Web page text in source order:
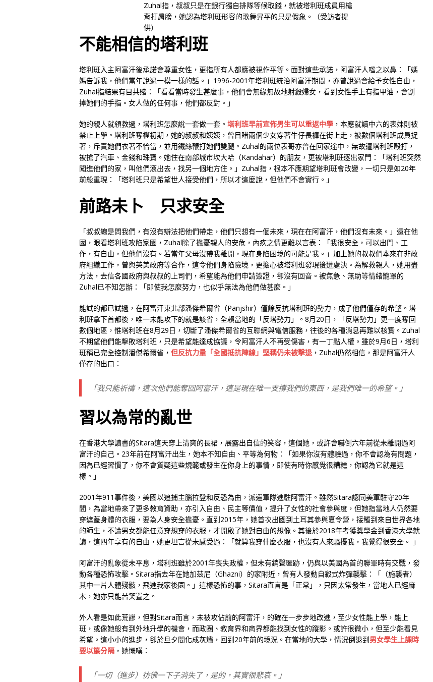
Zuhal指，叔叔只是在銀行獨自排隊等候取錢，就被塔利班成員用槍
背打肩膀，她認為塔利班形容的歌舞昇平的只是假象。（受訪者提
供）
不能相信的塔利班
塔利班入主阿富汗後承諾會尊重女性，更指所有人都應被視作平等。面對這些承諾，阿富汗人嗤之以鼻：「媽
媽告訴我，他們當年說過一模一樣的話。」1996-2001年塔利班統治阿富汗期間，亦曾說過會給予女性自由，
Zuhal指結果有目共賭：「看看當時發生甚麼事，他們會無緣無故地射殺婦女，看到女性手上有指甲油，會割
掉她們的手指。女人做的任何事，他們都反對。」
她的親人就領教過，塔利班怎麼說一套做一套。 塔利班早前宣佈男生可以重返中學 ，本應就讀中六的表妹則被
禁止上學。塔利班奪權初期，她的叔叔和姨姨，曾目睹兩個少女穿著牛仔長褲在街上走，被數個塔利班成員捉
著，斥責她們衣著不恰當，並用鐵絲鞭打她們雙腿。Zuhal的兩位表哥亦曾在回家途中，無故遭塔利班毆打，
被搶了汽車、金錢和珠寶。她住在南部城市坎大哈（Kandahar）的朋友，更被塔利班逐出家門：「塔利班突然
闖進他們的家，叫他們滾出去，找另一個地方住。」Zuhal指，根本不應期望塔利班會改變，一切只是如20年
前般重現：「塔利班只是希望世人接受他們，所以才這麼說，但他們不會實行。」
前路未卜 只求安全
「叔叔總是問我們，有沒有辦法把他們帶走，他們只想有一個未來，現在在阿富汗，他們沒有未來。」遠在他
國，眼看塔利班攻陷家園，Zuhal除了擔憂親人的安危，內疚之情更難以言表：「我很安全，可以出門、工
作，有自由，但他們沒有。若當年父母沒帶我離開，現在身陷困境的可能是我。」加上她的叔叔們本來在非政
府組織工作，曾與英美政府等合作，這令他們身陷險境，更擔心被塔利班發現後遭處決。為解救親人，她用盡
方法，去信各國政府與叔叔的上司們，希望能為他們申請簽證，卻沒有回音。被焦急、無助等情緒籠罩的
Zuhal已不知怎辦：「即使我怎麼努力，也似乎無法為他們做甚麼。」
能試的都已試過，在阿富汗東北部潘傑希爾省（Panjshir）僅餘反抗塔利班的勢力，成了他們僅存的希望。塔
利班拿下首都後，唯一未能攻下的就是該省，全賴當地的「反塔勢力」。8月20日，「反塔勢力」更一度奪回
數個地區，惟塔利班在8月29日，切斷了潘傑希爾省的互聯網與電信服務，往後的各種消息再難以核實。Zuhal
不期望他們能擊敗塔利班，只是希望能達成協議，令阿富汗人不再受傷害，有一丁點人權。雖於9月6日，塔利
班稱已完全控制潘傑希爾省， 但反抗力量「全國抵抗陣線」堅稱仍未被擊退 ，Zuhal仍然相信，那是阿富汗人
僅存的出口：
「我只能祈禱，這次他們能奪回阿富汗，這是現在唯一支撐我們的東西，是我們唯一的希望。」
習以為常的亂世
在香港大學讀書的Sitara這天穿上清爽的長裙，展露出自信的笑容，這個她，或許會嚇倒六年前從未離開過阿
富汗的自己。23年前在阿富汗出生，她本不知自由、平等為何物：「如果你沒有體驗過，你不會認為有問題，
因為已經習慣了，你不會質疑這些規範或發生在你身上的事情，即使有時你感覺很糟糕，你認為它就是這
樣。」
2001年911事件後，美國以追捕主腦拉登和反恐為由，派遣軍隊進駐阿富汗。雖然Sitara認同美軍駐守20年
間，為當地帶來了更多教育資助，亦引入自由、民主等價值，提升了女性的社會參與度，但她指當地人仍然要
穿遮蓋身體的衣服，要為人身安全擔憂。直到2015年，她首次出國到土耳其參與夏令營，接觸到來自世界各地
的師生，不論男女都能任意穿想穿的衣服，才開啟了她對自由的想像。其後於2018年考獲獎學金到香港大學就
讀，這四年享有的自由，她更坦言從未感受過：「就算我穿什麼衣服，也沒有人來騷擾我，我覺得很安全。 」
阿富汗的亂象從未平息，塔利班雖於2001年喪失政權，但未有銷聲匿跡，仍與以美國為首的聯軍時有交戰，發
動各種恐怖攻擊。Sitara指去年在她加茲尼（Ghazni）的家附近，曾有人發動自殺式炸彈襲擊：「（施襲者）
其中一片人體殘骸，飛進我家後園。」這樣恐怖的事，Sitara直言是「正常」，只因太常發生，當地人已經麻
木，她亦只能苦笑置之。
外人看是如此荒謬，但對Sitara而言，未被攻佔前的阿富汗，的確在一步步地改進，至少女性能上學，能上
班，或像她般有到外地升學的機會，而政圈、教育界和商界都能找到女性的蹤影。或許很微小，但至少能看見
希望。這小小的進步，卻於旦夕間化成灰燼，回到20年前的境況。在當地的大學，情況倒退到男女學生上課時
要以簾分隔 ，她慨嘆：
「一切（進步）彷彿一下子消失了，是的，其實很悲哀。」